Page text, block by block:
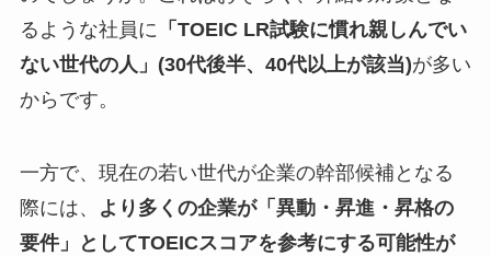
るような社員に 「TOEIC LR試験に慣れ親しんでい
ない世代の人」(30代後半、40代以上が該当)が多い
からです。
一方で、現在の若い世代が企業の幹部候補となる
際には、
より多くの企業が「異動・昇進・昇格の
要件」としてTOEICスコアを参考にする可能性が